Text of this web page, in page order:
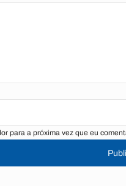
para a próxima vez que eu